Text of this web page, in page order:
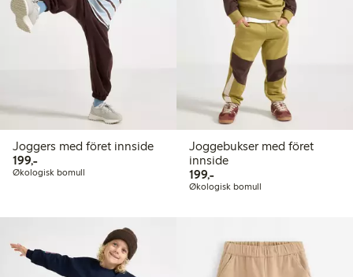
Joggers med föret innside
199,-199,00 kr
Økologisk bomull
Joggebukser med föret
innside
199,-199,00 kr
Økologisk bomull